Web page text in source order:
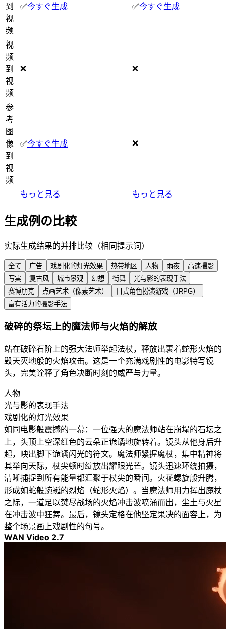
到
视
频
✅今すぐ生成 ✅今すぐ生成
视
频
到
视
频
❌ ❌
参
考
图
像
到
视
频
✅今すぐ生成 ❌
もっと見る もっと見る
生成例の比較
实际生成结果的并排比较（相同提示词）
全て 广告 戏剧化的灯光效果 热带地区 人物 雨夜
高速撮影
写実
复古风 城市景观 幻想 街舞
光与影的表现手法
赛博朋克
点画艺术（像素艺术）
日式角色扮演游戏（JRPG）
富有活力的摄影手法
破碎的祭坛上的魔法师与火焰的解放
站在破碎石阶上的强大法师举起法杖，释放出裹着蛇形火焰的
毁天灭地般的火焰攻击。这是一个充满戏剧性的电影特写镜
头，完美诠释了角色决断时刻的威严与力量。
人物
光与影的表现手法
戏剧化的灯光效果
如同电影般震撼的一幕：一位强大的魔法师站在崩塌的石坛之
上，头顶上空深红色的云朵正诡谲地旋转着。镜头从他身后升
起，映出脚下诡谲闪光的符文。魔法师紧握魔杖，集中精神将
其举向天际，杖尖顿时绽放出耀眼光芒。镜头迅速环绕拍摄，
清晰捕捉到所有能量都汇聚于杖尖的瞬间。火花螺旋般升腾，
形成如蛇般蜿蜒的烈焰（蛇形火焰）。当魔法师用力挥出魔杖
之际，一道足以焚尽战场的火焰冲击波喷涌而出，尘土与火星
在冲击波中狂舞。最后，镜头定格在他坚定果决的面容上，为
整个场景画上戏剧性的句号。
WAN Video 2.7